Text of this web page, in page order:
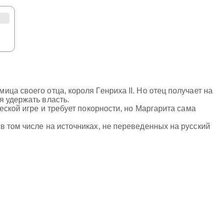
своего отца, короля Генриха II. Но отец получает на
удержать власть.
игре и требует покорности, но Маргарита сама
числе на источниках, не переведенных на русский